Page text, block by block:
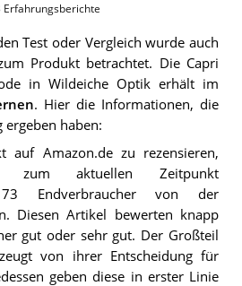
Erfahrungsberichte
Test oder Vergleich wurde auch
Produkt betrachtet. Die Capri
in Wildeiche Optikerhält im
. Hier die Informationen, die
haben:
auf Amazon.de zu rezensieren,
aktuellen Zeitpunkt
Endverbraucher von der
Diesen Artikel bewerten knapp
gut oder sehr gut. Der Großteil
von ihrer Entscheidung für
geben diese in erster Linie